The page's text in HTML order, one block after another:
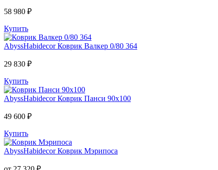
58 980 ₽
Купить
AbyssHabidecor Коврик Валкер 0/80 364
29 830 ₽
Купить
AbyssHabidecor Коврик Панси 90х100
49 600 ₽
Купить
AbyssHabidecor Коврик Мэрипоса